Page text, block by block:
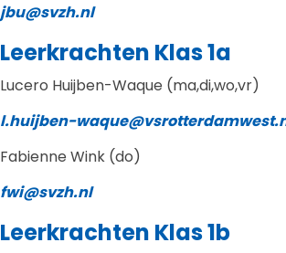
jbu@svzh.nl
Leerkrachten Klas 1a
Lucero Huijben-Waque (ma,di,wo,vr)
l.huijben-
Fabienne Wink (do)
fwi@svzh.nl
Leerkrachten Klas 1b